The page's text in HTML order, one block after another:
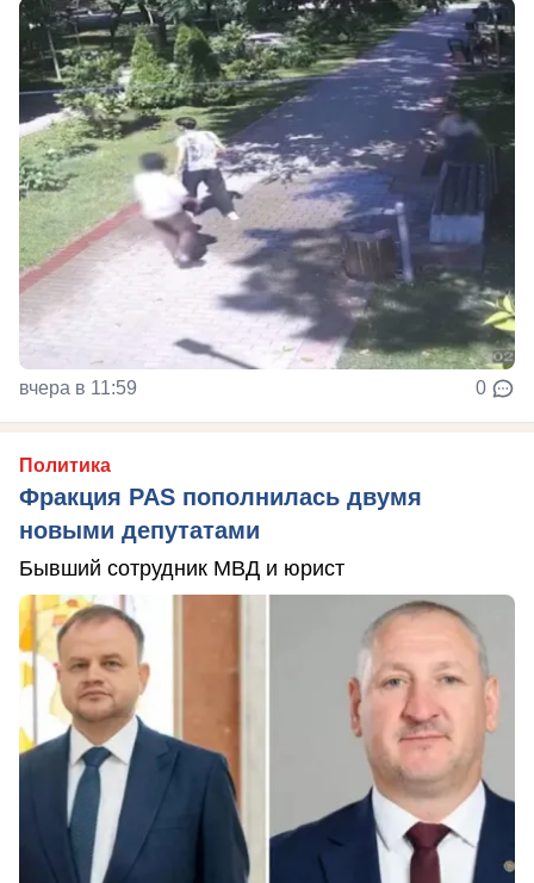
вчера в 11:59 0
Политика
Фракция PAS пополнилась двумя
новыми депутатами
Бывший сотрудник МВД и юрист